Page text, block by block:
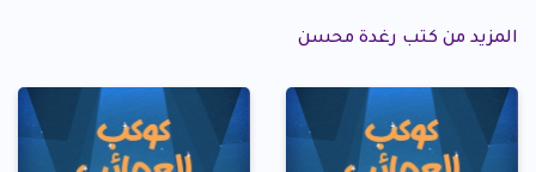
المزيد من كتب رغدة محسن